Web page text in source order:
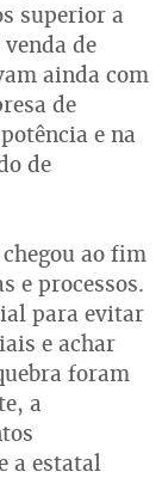
superior a
de
ainda com
de
e na
de
ao fim
e processos.
para evitar
e achar
foram
a
a estatal